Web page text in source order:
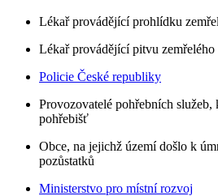
Lékař provádějící prohlídku
Lékař provádějící pitvu zemřelého
Policie České republiky
Provozovatelé pohřebních služeb,
pohřebišť
Obce, na jejichž území došlo k
pozůstatků
Ministerstvo pro místní rozvoj